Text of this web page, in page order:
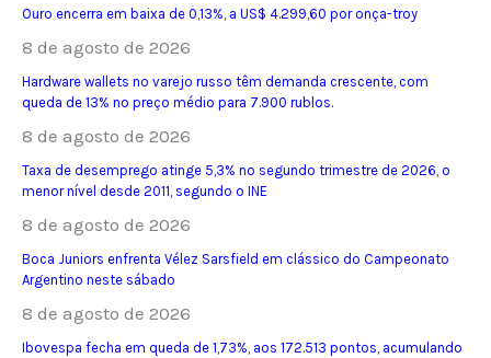
Ouro encerra em baixa de 0,13%, a US$ 4.299,60 por onça-troy
8 de agosto de 2026
Hardware wallets no varejo russo têm demanda crescente, com
queda de 13% no preço médio para 7.900 rublos.
8 de agosto de 2026
Taxa de desemprego atinge 5,3% no segundo trimestre de 2026, o
menor nível desde 2011, segundo o INE
8 de agosto de 2026
Boca Juniors enfrenta Vélez Sarsfield em clássico do Campeonato
Argentino neste sábado
8 de agosto de 2026
Ibovespa fecha em queda de 1,73%, aos 172.513 pontos, acumulando